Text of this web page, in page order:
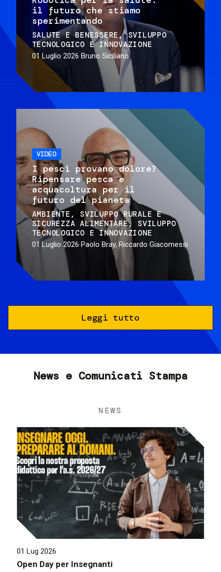
il futuro che stiamo
sperimentando
SALUTE E BENESSERE
SVILUPPO
TECNOLOGICO E INNOVAZIONE
01 Luglio 2026 Bruno Siciliano
VIDEO
I pesci provano dolore?
Ripensare pesca e
acquacoltura per il
futuro del pianeta
AMBIENTE
SVILUPPO RURALE E
SICUREZZA ALIMENTARE
SVILUPPO
TECNOLOGICO E INNOVAZIONE
01 Luglio 2026 Paolo Bray, Riccardo Giacomessi
Leggi tutto
News e Comunicati Stampa
NEWS
01 Lug 2026
Open Day per Insegnanti